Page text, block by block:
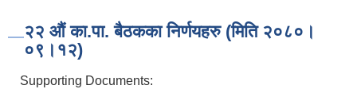
२२ औं का.पा. बैठकका निर्णयहरु (मिति २०८०।
०९।१२)
Supporting Documents: